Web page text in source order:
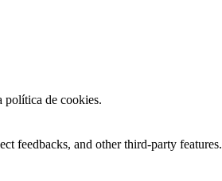
política de cookies.
feedbacks, and other third-party features.